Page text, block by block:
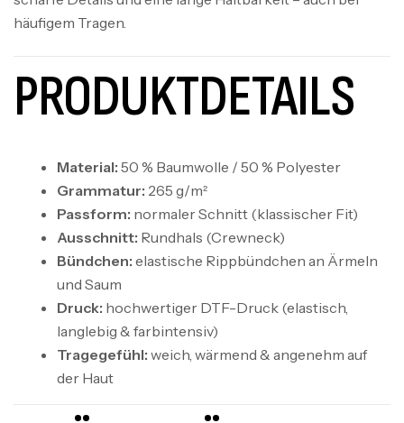
häufigem Tragen.
PRODUKTDETAILS
Material: 50 % Baumwolle / 50 % Polyester
Grammatur: 265 g/m²
Passform: normaler Schnitt (klassischer Fit)
Ausschnitt: Rundhals (Crewneck)
Bündchen: elastische Rippbündchen an Ärmeln
und Saum
Druck: hochwertiger DTF-Druck (elastisch,
langlebig & farbintensiv)
Tragegefühl: weich, wärmend & angenehm auf
der Haut